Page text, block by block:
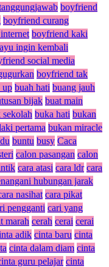
boyfriend
boyfriend curang
boyfriend kaki
ingin kembali
social media
boyfriend tak
up buah hati buang jauh
bijak buat main
sekolah buka hati bukan
pertama bukan miracle
buntu busy Caca
calon pasangan calon
cara atasi cara ldr cara
hubungan jarak
nasihat cara pikat
pengganti cari yang
marah cerah cerai cerai
adik cinta baru cinta
cinta dalam diam cinta
guru pelajar cinta